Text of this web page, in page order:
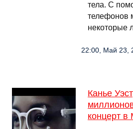
тела. С
телефонов
некоторые
22:00, Май 23,
Канье
концерт в